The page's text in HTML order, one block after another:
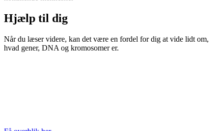
Hjælp til dig
Når du læser videre, kan det være en fordel for dig at vide lidt om,
hvad gener, DNA og kromosomer er.